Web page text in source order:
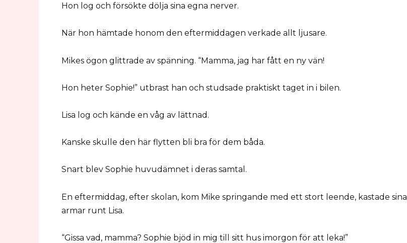
Hon log och försökte dölja sina egna nerver.
När hon hämtade honom den eftermiddagen verkade allt ljusare.
Mikes ögon glittrade av spänning. “Mamma, jag har fått en ny vän!
Hon heter Sophie!” utbrast han och studsade praktiskt taget in i bilen.
Lisa log och kände en våg av lättnad.
Kanske skulle den här flytten bli bra för dem båda.
Snart blev Sophie huvudämnet i deras samtal.
En eftermiddag, efter skolan, kom Mike springande med ett stort leende, kastade sina
armar runt Lisa.
“Gissa vad, mamma? Sophie bjöd in mig till sitt hus imorgon för att leka!”